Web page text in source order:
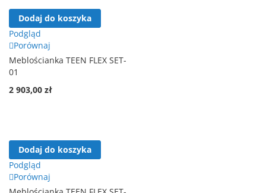
Dodaj do koszyka
Podgląd
Porównaj
Meblościanka TEEN FLEX SET-
01
2 903,00 zł
Dodaj do koszyka
Podgląd
Porównaj